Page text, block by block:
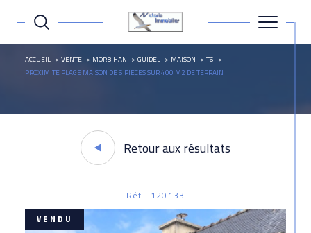
ACCUEIL VENTE MORBIHAN GUIDEL MAISON
T6
PROXIMITE PLAGE MAISON DE 6 PIECES SUR 400 M2 DE TERRAIN
Retour aux résultats
Réf : 120133
VENDU